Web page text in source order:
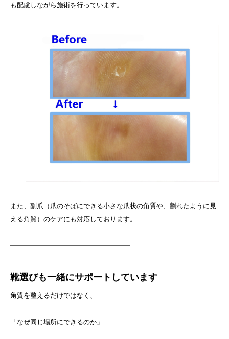
も配慮しながら施術を行っています。
また、副爪（爪のそばにできる小さな爪状の角質や、割れたように見
える角質）のケアにも対応しております。
━━━━━━━━━━━━━━━━━━
靴選びも一緒にサポートしています
角質を整えるだけではなく、
「なぜ同じ場所にできるのか」